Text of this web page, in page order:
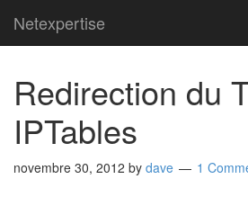
Netexpertise
Redirection du
IPTables
novembre 30, 2012 by dave 1